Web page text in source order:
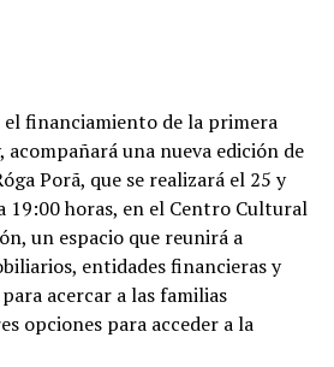
financiamiento de la primera
acompañará una nueva edición de
Porã, que se realizará el 25 y
19:00 horas, en el Centro Cultural
un espacio que reunirá a
entidades financieras y
acercar a las familias
opciones para acceder a la